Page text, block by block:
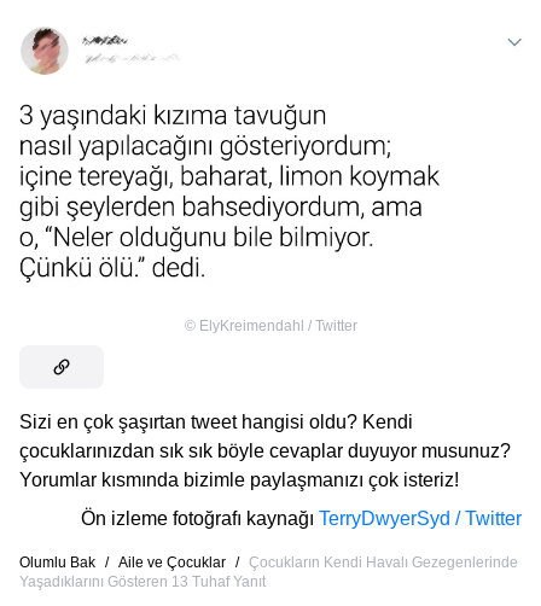
© ElyKreimendahl / Twitter
Sizi en çok şaşırtan tweet hangisi oldu? Kendi
çocuklarınızdan sık sık böyle cevaplar duyuyor musunuz?
Yorumlar kısmında bizimle paylaşmanızı çok isteriz!
Ön izleme fotoğrafı kaynağı TerryDwyerSyd / Twitter
Olumlu Bak / Aile ve Çocuklar / Çocukların Kendi Havalı Gezegenlerinde
Yaşadıklarını Gösteren 13 Tuhaf Yanıt